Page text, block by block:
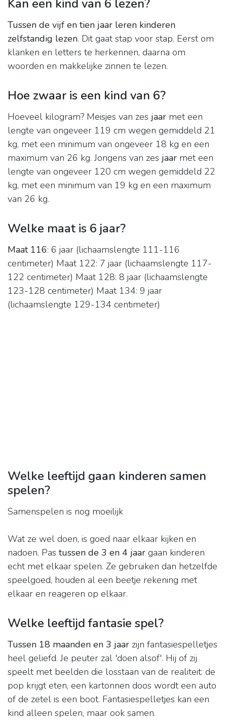
Kan een kind van 6 lezen?
Tussen de vijf en tien jaar leren kinderen
zelfstandig lezen. Dit gaat stap voor stap. Eerst om
klanken en letters te herkennen, daarna om
woorden en makkelijke zinnen te lezen.
Hoe zwaar is een kind van 6?
Hoeveel kilogram? Meisjes van zes jaar met een
lengte van ongeveer 119 cm wegen gemiddeld 21
kg, met een minimum van ongeveer 18 kg en een
maximum van 26 kg. Jongens van zes jaar met een
lengte van ongeveer 120 cm wegen gemiddeld 22
kg, met een minimum van 19 kg en een maximum
van 26 kg.
Welke maat is 6 jaar?
Maat 116: 6 jaar (lichaamslengte 111-116
centimeter) Maat 122: 7 jaar (lichaamslengte 117-
122 centimeter) Maat 128: 8 jaar (lichaamslengte
123-128 centimeter) Maat 134: 9 jaar
(lichaamslengte 129-134 centimeter)
Welke leeftijd gaan kinderen samen
spelen?
Samenspelen is nog moeilijk
Wat ze wel doen, is goed naar elkaar kijken en
nadoen. Pas tussen de 3 en 4 jaar gaan kinderen
echt met elkaar spelen. Ze gebruiken dan hetzelfde
speelgoed, houden al een beetje rekening met
elkaar en reageren op elkaar.
Welke leeftijd fantasie spel?
Tussen 18 maanden en 3 jaar zijn fantasiespelletjes
heel geliefd. Je peuter zal 'doen alsof'. Hij of zij
speelt met beelden die losstaan van de realiteit: de
pop krijgt eten, een kartonnen doos wordt een auto
of de zetel is een boot. Fantasiespelletjes kan een
kind alleen spelen, maar ook samen.